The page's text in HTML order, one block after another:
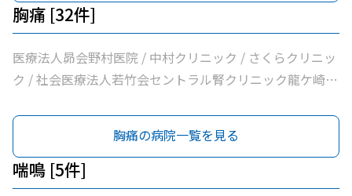
池田病院
科医院 / 飯野クリニック / 松葉クリニック / 根本医院 / 医
療法人社団健幸福会龍ケ崎大徳ヘルシークリニック / 医療
法人社団清和会いしかわクリニック / 横田医院 / 茨城県竜
ケ崎保健所 / 朝野循環器内科クリニック / 医療法人いがら
医院 / 八代内科医院 / 高田整形外科 / 龍ケ崎済生会病院 /
うちだ医院 / ユビキタスクリニック / 医療法人社団八峰会
池田病院
胸痛 [32件]
医療法人昴会野村医院 / 中村クリニック / さくらクリニッ
ク / 社会医療法人若竹会セントラル腎クリニック龍ケ崎 /
外科 / 牛尾病院 / 松本クリニック / ひかりの森内科クリニ
ック / 吉澤胃腸内科医院 / 山村医院 / 山本医院 / 福岡小児
科医院 / 飯野クリニック / 松葉クリニック / 根本医院 / 医
療法人社団健幸福会龍ケ崎大徳ヘルシークリニック / 医療
胸痛の病院一覧を見る
喘鳴 [5件]